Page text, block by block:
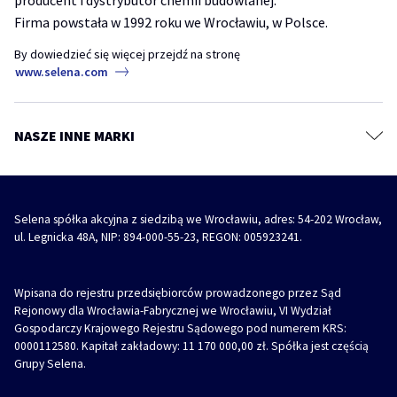
TYTAN Industry
Diizocyjaniany
Kotwy chemiczne
Farby, grunty i masy szpachlowe
Impregnaty, kity i szpachlówki do drewna
Środki ochronne i czyszczące
malowania?
piana piana montażowa revo 360
Firma powstała w 1992 roku we Wrocławiu, w Polsce.
By dowiedzieć się więcej przejdź na stronę
www.selena.com
NASZE INNE MARKI
Selena spółka akcyjna z siedzibą we Wrocławiu, adres: 54-202 Wrocław,
ul. Legnicka 48A, NIP: 894-000-55-23, REGON: 005923241.
Wpisana do rejestru przedsiębiorców prowadzonego przez Sąd
Rejonowy dla Wrocławia-Fabrycznej we Wrocławiu, VI Wydział
Gospodarczy Krajowego Rejestru Sądowego pod numerem KRS:
0000112580. Kapitał zakładowy: 11 170 000,00 zł. Spółka jest częścią
Grupy Selena.